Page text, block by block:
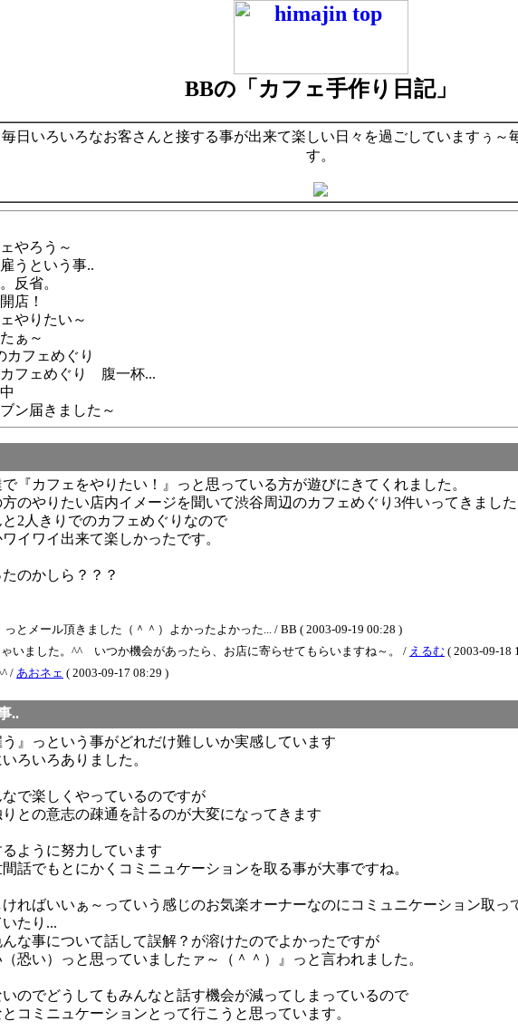
BBの「カフェ手作り日記」
日いろいろなお客さんと接する事が出来て楽しい日々を過ごしていますぅ～
す。
やろう～
うという事..
反省。
店！
やりたい～
ぁ～
カフェめぐり
フェめぐり 腹一杯...
ン届きました～
『カフェをやりたい！』っと思っている方が遊びにきてくれました。
のやりたい店内イメージを聞いて渋谷周辺のカフェめぐり3件いってきました
2人きりでのカフェめぐりなので
イワイ出来て楽しかったです。
のかしら？？？
っとメール頂きました（＾＾）よかったよかった... / BB ( 2003-09-19 00:28 )
いました。^^ いつか機会があったら、お店に寄らせてもらいますね～。 / えるむ ( 2003-09-18
/ あおネェ ( 2003-09-17 08:29 )
..
』っという事がどれだけ難しいか実感しています
ろいろありました。
で楽しくやっているのですが
との意志の疎通を計るのが大変になってきます
ように努力しています
話でもとにかくコミニュケーションを取る事が大事ですね。
ればいいぁ～っていう感じのお気楽オーナーなのにコミュニケーション取っ
たり...
な事について話して誤解？が溶けたのでよかったですが
恐い）っと思っていましたァ～（＾＾）』っと言われました。
のでどうしてもみんなと話す機会が減ってしまっているので
コミニュケーションとって行こうと思っています。